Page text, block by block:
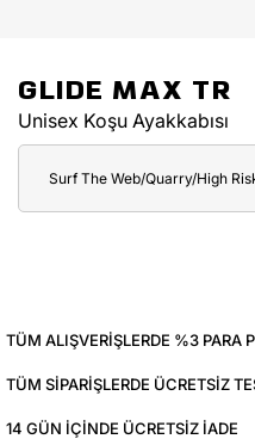
GLIDE MAX TR
Unisex Koşu Ayakkabısı
Surf The Web/Quarry/High
TÜM ALIŞVERIŞLERDE %3 PARA
TÜM SIPARIŞLERDE ÜCRETSIZ
14 GÜN IÇINDE ÜCRETSIZ IADE